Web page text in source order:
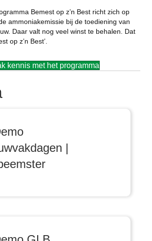
Bemest op z’n Best richt zich op
ammoniakemissie bij de toediening van
Daar valt nog veel winst te behalen. Dat
op z’n Best’.
kennis met het programma
|